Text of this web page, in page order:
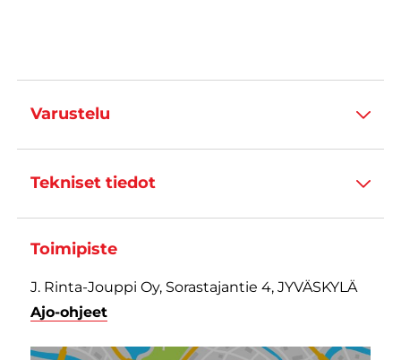
Varustelu
Tekniset tiedot
Toimipiste
J. Rinta-Jouppi Oy, Sorastajantie 4, JYVÄSKYLÄ
Ajo-ohjeet